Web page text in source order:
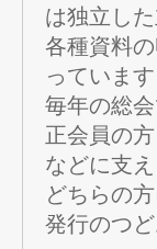
は独立し
各種資料
っています
毎年の総
正会員の
などに支
どちらの
発行のつど